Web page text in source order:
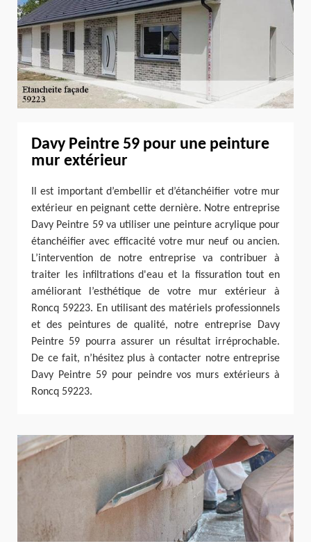
Davy Peintre 59 pour une peinture
mur extérieur
Il est important d’embellir et d’étanchéifier votre mur
extérieur en peignant cette dernière. Notre entreprise
Davy Peintre 59 va utiliser une peinture acrylique pour
étanchéifier avec efficacité votre mur neuf ou ancien.
L’intervention de notre entreprise va contribuer à
traiter les infiltrations d'eau et la fissuration tout en
améliorant l’esthétique de votre mur extérieur à
Roncq 59223. En utilisant des matériels professionnels
et des peintures de qualité, notre entreprise Davy
Peintre 59 pourra assurer un résultat irréprochable.
De ce fait, n’hésitez plus à contacter notre entreprise
Davy Peintre 59 pour peindre vos murs extérieurs à
Roncq 59223.